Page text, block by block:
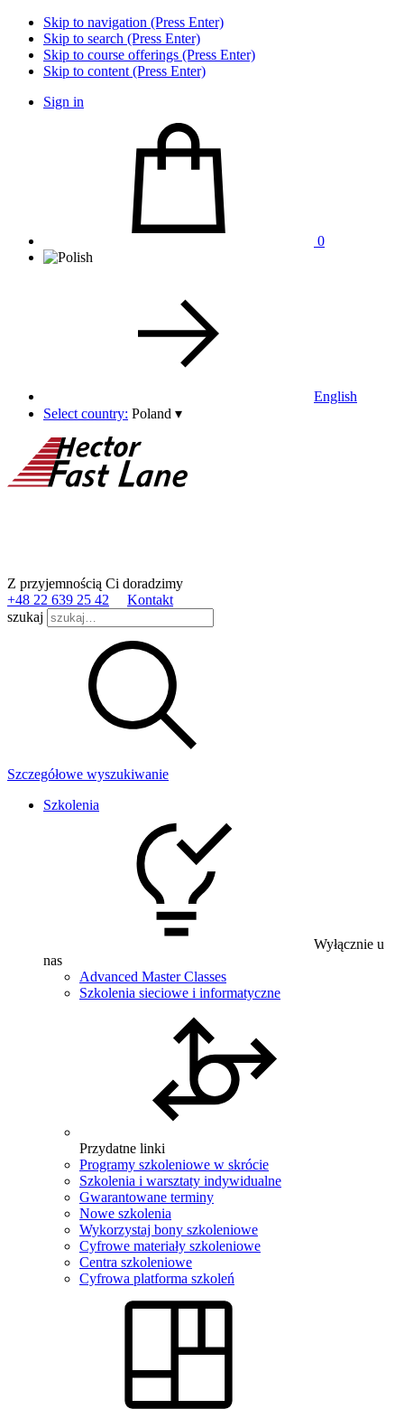
Skip to navigation (Press Enter)
Skip to search (Press Enter)
Skip to course offerings (Press Enter)
Skip to content (Press Enter)
Sign in
0
English
Select country: Poland ▾
Z przyjemnością Ci doradzimy
+48 22 639 25 42
Kontakt
szukaj
Szczegółowe wyszukiwanie
Szkolenia
Wyłącznie u
nas
Advanced Master Classes
Szkolenia sieciowe i informatyczne
Przydatne linki
Programy szkoleniowe w skrócie
Szkolenia i warsztaty indywidualne
Gwarantowane terminy
Nowe szkolenia
Wykorzystaj bony szkoleniowe
Cyfrowe materiały szkoleniowe
Centra szkoleniowe
Cyfrowa platforma szkoleń